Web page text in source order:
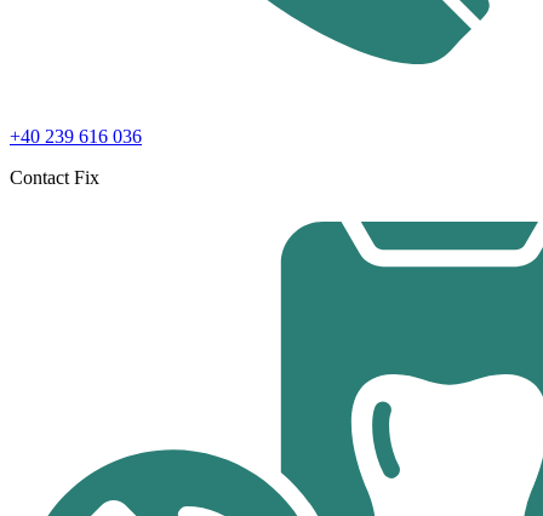
+40 239 616 036
Contact Fix